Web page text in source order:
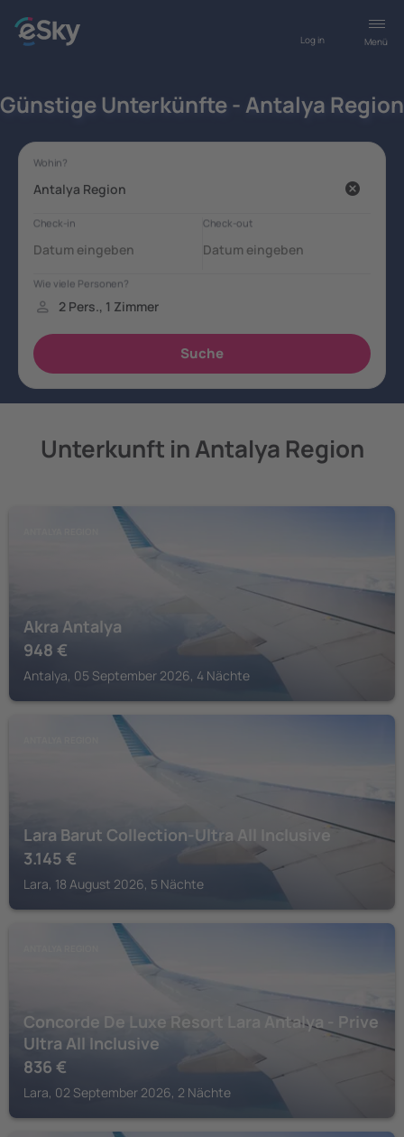
Menü
Log in
Günstige Unterkünfte - Antalya Region
Unterkunft in Antalya Region
Akra Antalya
948 €
Antalya, 05 September 2026, 4 Nächte
Lara Barut Collection-Ultra All Inclusive
3.145 €
Lara, 18 August 2026, 5 Nächte
Concorde De Luxe Resort Lara Antalya - Prive
Ultra All Inclusive
836 €
Lara, 02 September 2026, 2 Nächte